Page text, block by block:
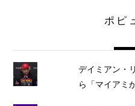
ポピ
デイミアン・
ら「マイアミ